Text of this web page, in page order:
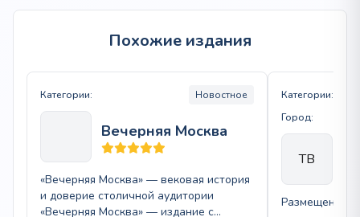
Похожие издания
Категории: Новостное
Вечерняя Москва
«Вечерняя Москва» — вековая история
и доверие столичной аудитории
«Вечерняя Москва» — издание с
Категории:
Город:
ТВ
Размещение